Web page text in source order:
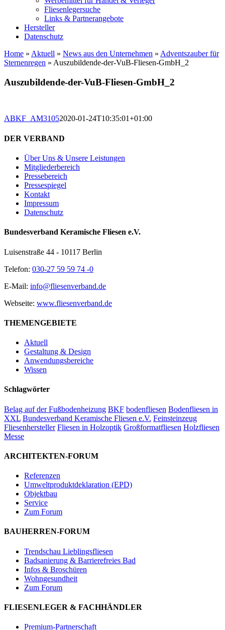
Fliesenlegersuche
Links & Partnerangebote
Hersteller
Datenschutz
Home » Aktuell » News aus den Unternehmen » Adventszauber für
Sternenregen » Auszubildende-der-VuB-Fliesen-GmbH_2
Auszubildende-der-VuB-Fliesen-GmbH_2
ABKF_AM31052020-01-24T10:35:01+01:00
DER VERBAND
Über Uns & Unsere Leistungen
Mitgliederbereich
Pressebereich
Pressespiegel
Kontakt
Impressum
Datenschutz
Bundesverband Keramische Fliesen e.V.
Luisenstraße 44 - 10117 Berlin
Telefon: 030-27 59 59 74 -0
E-Mail: info@fliesenverband.de
Webseite: www.fliesenverband.de
THEMENGEBIETE
Aktuell
Gestaltung & Design
Anwendungsbereiche
Wissen
Schlagwörter
Belag auf der Fußbodenheizung BKF bodenfliesen Bodenfliesen in
XXL Bundesverband Keramische Fliesen e.V. Feinsteinzeug
Fliesenhersteller Fliesen in Holzoptik Großformatfliesen Holzfliesen
Messe
ARCHITEKTEN-FORUM
Referenzen
Umweltproduktdeklaration (EPD)
Objektbau
Service
Zum Forum
BAUHERREN-FORUM
Trendschau Lieblingsfliesen
Badsanierung & Barrierefreies Bad
Infos & Broschüren
Wohngesundheit
Zum Forum
FLIESENLEGER & FACHHÄNDLER
Premium-Partnerschaft